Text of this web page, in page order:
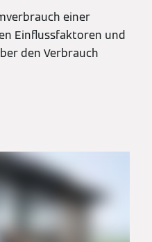
einer
Einflussfaktoren und
den Verbrauch